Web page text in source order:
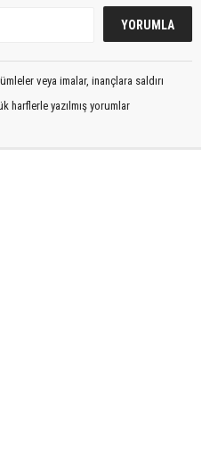
veya imalar, inançlara saldırı
harflerle yazılmış yorumlar